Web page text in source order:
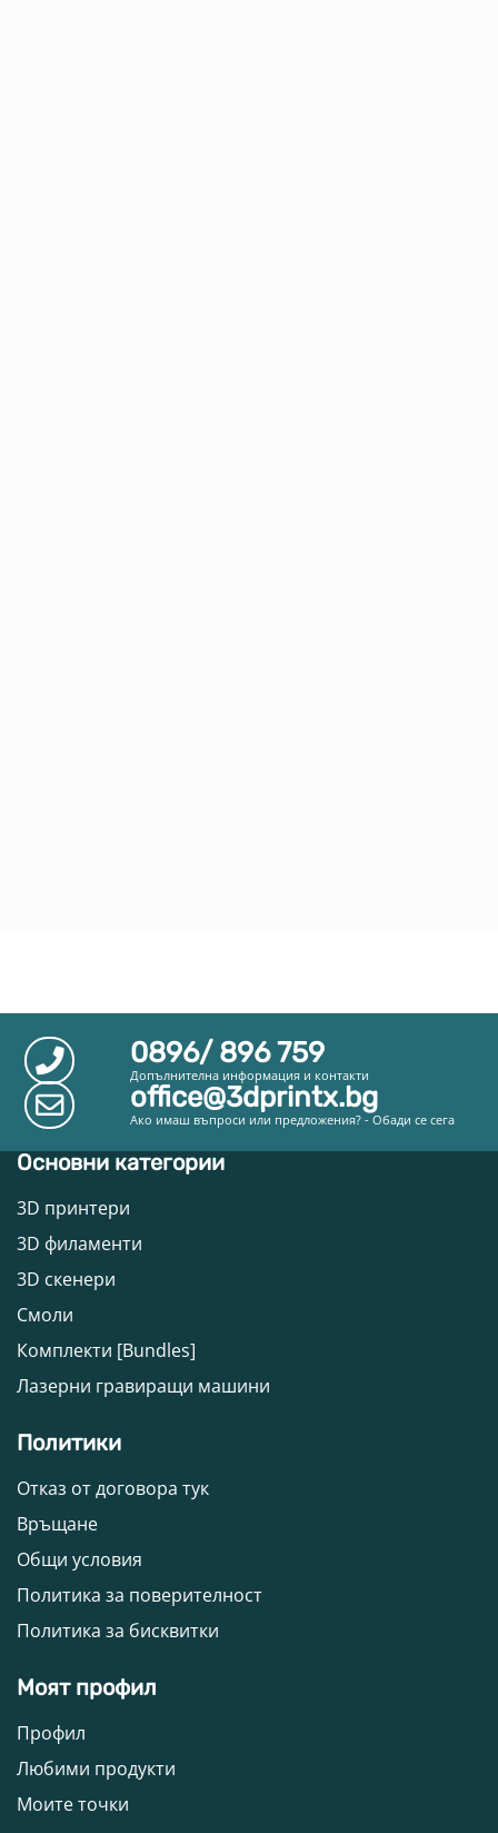
0896/ 896 759
Допълнителна информация и контакти
office@3dprintx.bg
Ако имаш въпроси или предложения? - Обади се сега
Основни категории
3D принтери
3D филаменти
3D скенери
Смоли
Комплекти [Bundles]
Лазерни гравиращи машини
Политики
Отказ от договора тук
Връщане
Общи условия
Политика за поверителност
Политика за бисквитки
Моят профил
Профил
Любими продукти
Моите точки